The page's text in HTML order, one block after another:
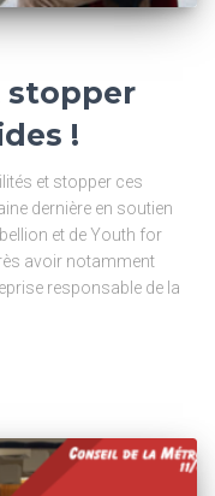
stopper
!
et stopper ces
dernière en soutien
et de Youth for
avoir notamment
responsable de la